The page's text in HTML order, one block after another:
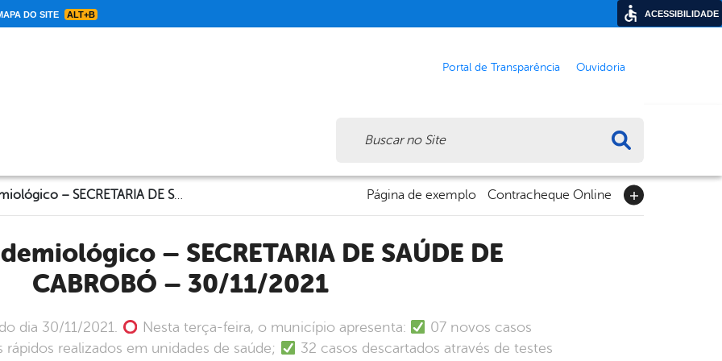
DO SITE ALT+B
Portal de Transparência Ouvidoria
Informe Epidemiológico – SECRETARIA DE SAÚDE DE CABROBÓ – 30/11/2021 Página de exemplo Contracheque Online
CABROBÓ – 30/11/2021
dia 30/11/2021. Nesta terça-feira, o município apresenta:
07 novos casos
realizados em unidades de saúde;
32 casos descartados através de testes
ACESSIBILIDADE